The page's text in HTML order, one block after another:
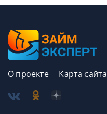
О проекте Карта сайта